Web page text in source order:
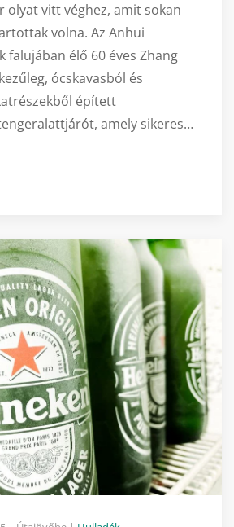
olyat vitt véghez, amit sokan
volna. Az Anhui
falujában élő 60 éves Zhang
ócskavasból és
épített
amely sikeres…